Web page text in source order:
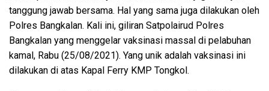
tanggung jawab bersama. Hal yang sama juga dilakukan oleh
Polres Bangkalan. Kali ini, giliran Satpolairud Polres
Bangkalan yang menggelar vaksinasi massal di pelabuhan
kamal, Rabu (25/08/2021). Yang unik adalah vaksinasi ini
dilakukan di atas Kapal Ferry KMP Tongkol.